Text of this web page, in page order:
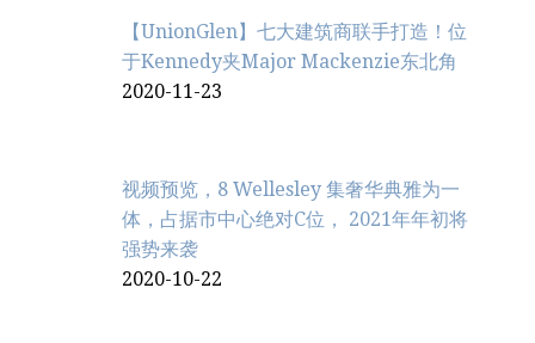
【UnionGlen】七大建筑商联手打造！位
于Kennedy夹Major Mackenzie东北角
2020-11-23
视频预览，8 Wellesley 集奢华典雅为一
体，占据市中心绝对C位， 2021年年初将
强势来袭
2020-10-22